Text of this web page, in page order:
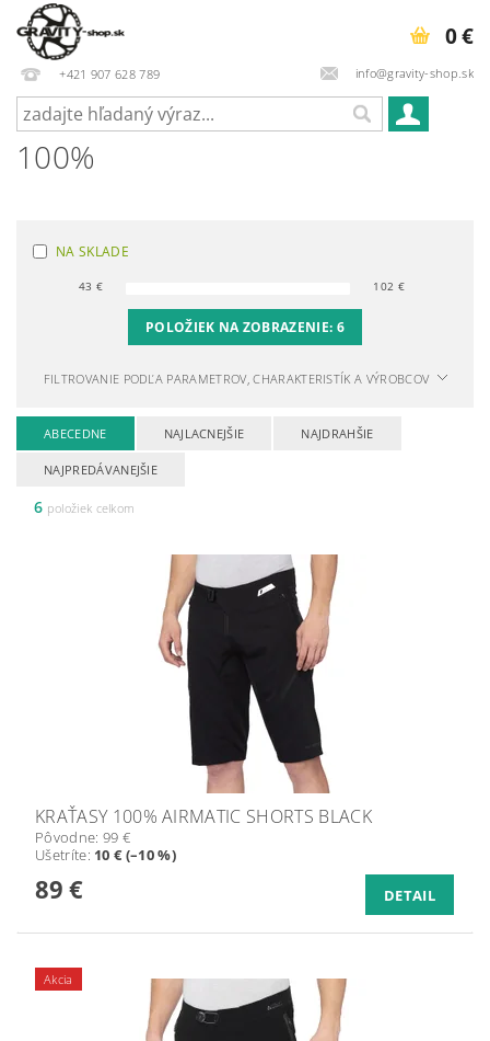
+421 907 628 789 info@gravity-shop.sk
0 €
100%
NA SKLADE
43 € 102 €
POLOŽIEK NA ZOBRAZENIE: 6
FILTROVANIE PODĽA PARAMETROV, CHARAKTERISTÍK A VÝROBCOV
ABECEDNE NAJLACNEJŠIE NAJDRAHŠIE
NAJPREDÁVANEJŠIE
6 položiek celkom
KRAŤASY 100% AIRMATIC SHORTS BLACK
Pôvodne: 99 €
Ušetríte: 10 € (–10 %)
89 € DETAIL
Akcia